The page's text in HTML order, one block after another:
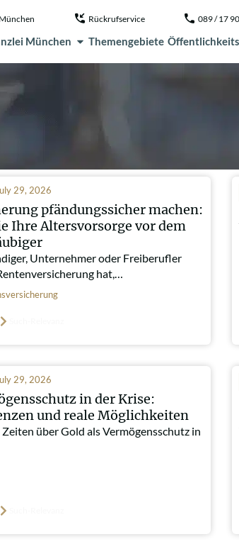
Rückrufservice 089 / 17
München Themengebiete
29, 2026
pfändungssicher machen:
Ihre Altersvorsorge vor dem
Unternehmer oder Freiberufler
hat,…
29, 2026
in der Krise:
und reale Möglichkeiten
über Gold als Vermögensschutz in